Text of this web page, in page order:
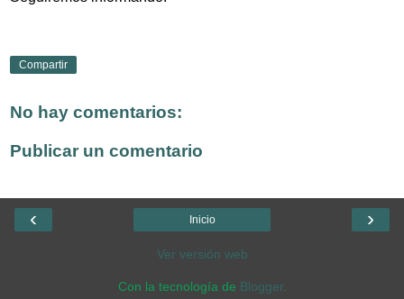
Compartir
No hay comentarios:
Publicar un comentario
‹ ›
Inicio
Ver versión web
Con la tecnología de Blogger.